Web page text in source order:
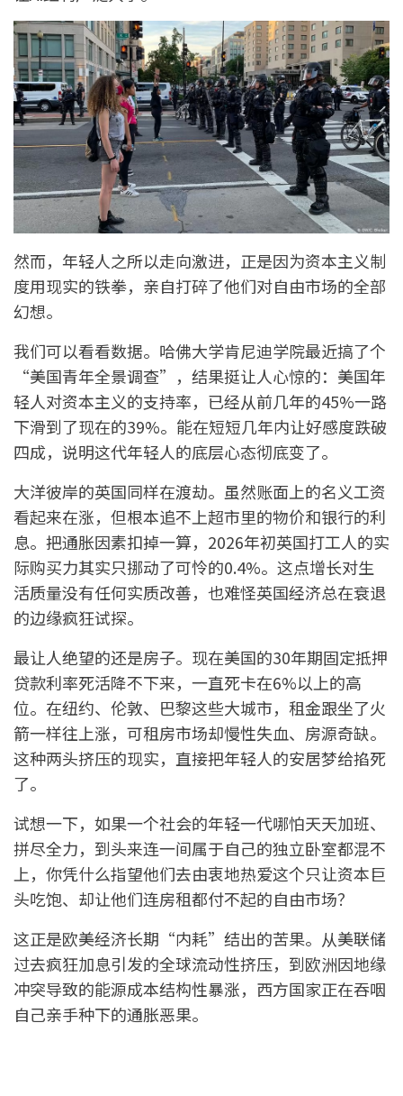
然而，年轻人之所以走向激进，正是因为资本主义制
度用现实的铁拳，亲自打碎了他们对自由市场的全部
幻想。
我们可以看看数据。哈佛大学肯尼迪学院最近搞了个
“美国青年全景调查”，结果挺让人心惊的：美国年
轻人对资本主义的支持率，已经从前几年的45%一路
下滑到了现在的39%。能在短短几年内让好感度跌破
四成，说明这代年轻人的底层心态彻底变了。
大洋彼岸的英国同样在渡劫。虽然账面上的名义工资
看起来在涨，但根本追不上超市里的物价和银行的利
息。把通胀因素扣掉一算，2026年初英国打工人的实
际购买力其实只挪动了可怜的0.4%。这点增长对生
活质量没有任何实质改善，也难怪英国经济总在衰退
的边缘疯狂试探。
最让人绝望的还是房子。现在美国的30年期固定抵押
贷款利率死活降不下来，一直死卡在6%以上的高
位。在纽约、伦敦、巴黎这些大城市，租金跟坐了火
箭一样往上涨，可租房市场却慢性失血、房源奇缺。
这种两头挤压的现实，直接把年轻人的安居梦给掐死
了。
试想一下，如果一个社会的年轻一代哪怕天天加班、
拼尽全力，到头来连一间属于自己的独立卧室都混不
上，你凭什么指望他们去由衷地热爱这个只让资本巨
头吃饱、却让他们连房租都付不起的自由市场？
这正是欧美经济长期“内耗”结出的苦果。从美联储
过去疯狂加息引发的全球流动性挤压，到欧洲因地缘
冲突导致的能源成本结构性暴涨，西方国家正在吞咽
自己亲手种下的通胀恶果。